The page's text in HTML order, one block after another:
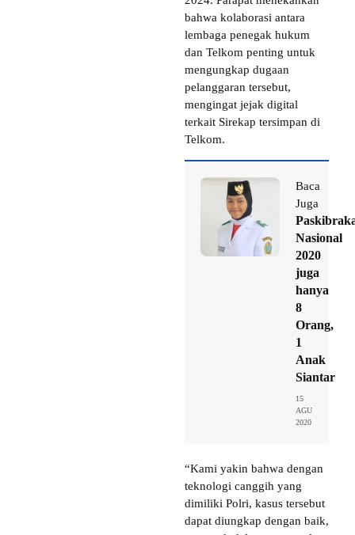
bahwa kolaborasi antara
lembaga penegak hukum
dan Telkom penting untuk
mengungkap dugaan
pelanggaran tersebut,
mengingat jejak digital
terkait Sirekap tersimpan di
Telkom.
Baca
Juga
Nasional
2020
juga
hanya
8
Orang,
1
Anak
Siantar
15
AGU
2020
“Kami yakin bahwa dengan
teknologi canggih yang
dimiliki Polri, kasus tersebut
dapat diungkap dengan baik,